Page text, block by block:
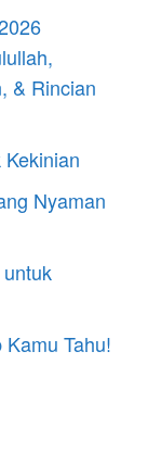
& Rincian
Nyaman
Tahu!